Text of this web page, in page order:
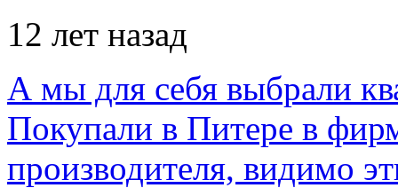
12 лет назад
А мы для себя выбрали
Покупали в Питере в
производителя, видимо